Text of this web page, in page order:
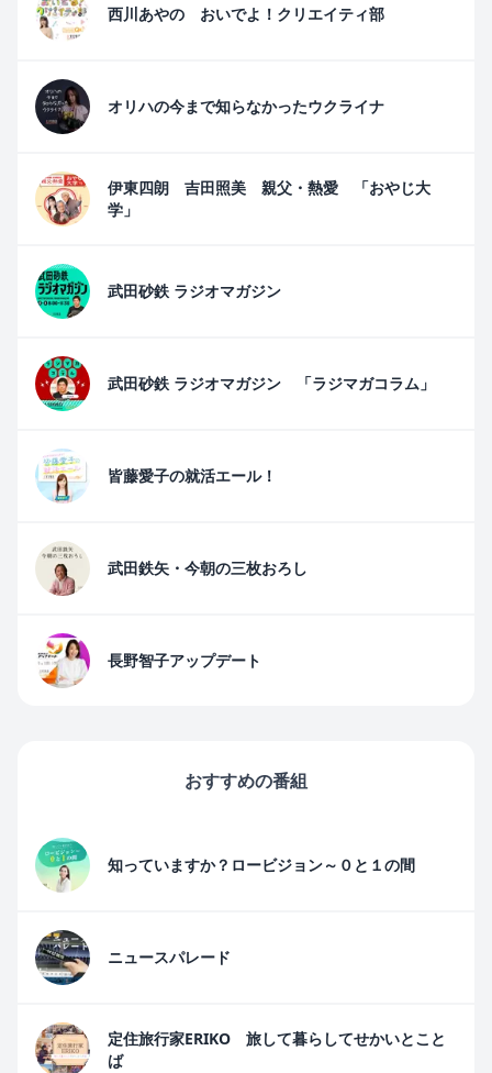
西川あやの おいでよ！クリエイティ部
オリハの今まで知らなかったウクライナ
伊東四朗 吉田照美 親父・熱愛 「おやじ大
学」
武田砂鉄 ラジオマガジン
武田砂鉄 ラジオマガジン 「ラジマガコラム」
皆藤愛子の就活エール！
武田鉄矢・今朝の三枚おろし
長野智子アップデート
おすすめの番組
知っていますか？ロービジョン～０と１の間
ニュースパレード
定住旅行家ERIKO 旅して暮らしてせかいとこと
ば